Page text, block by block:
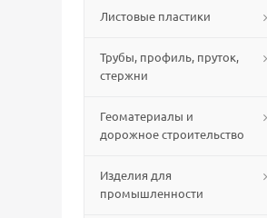
Листовые пластики
Трубы, профиль, пруток,
стержни
Геоматериалы и
дорожное строительство
Изделия для
промышленности